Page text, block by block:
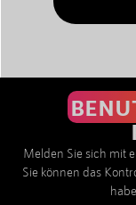
Melden Sie sich mit
Sie können das